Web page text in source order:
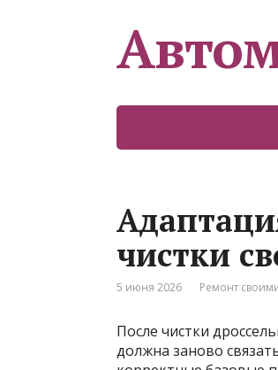
чистки
5 июня 2026 Ремонт
После чистки
должна заново